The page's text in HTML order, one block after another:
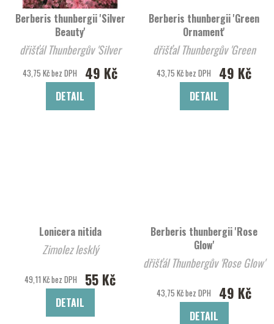
Berberis thunbergii 'Silver
Beauty'
dřišťál Thunbergův 'Silver
43,75 Kč bez DPH 49 Kč
DETAIL
Berberis thunbergii 'Green
Ornament'
dřišťal Thunbergův 'Green
Ornament'
43,75 Kč bez DPH 49 Kč
DETAIL
Lonicera nitida
Zimolez lesklý
49,11 Kč bez DPH 55 Kč
DETAIL
Berberis thunbergii 'Rose
Glow'
dřišťál Thunbergův 'Rose Glow'
43,75 Kč bez DPH 49 Kč
DETAIL